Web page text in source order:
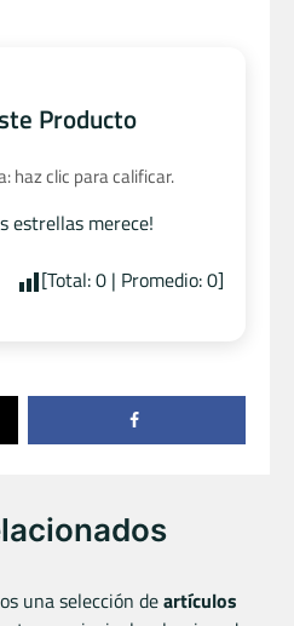
Producto
haz clic para calificar.
estrellas merece!
[Total:0| Promedio:0]
una selección deartículos